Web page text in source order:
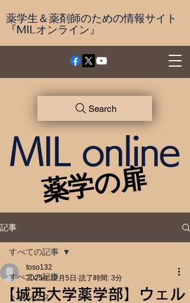
薬学生＆薬剤師のための情報サイト
『MILオンライン』
薬学の扉
薬学の扉
MIL online
Search
記事
すべての記事
トピックス
すべての記事
【城西大学薬学部】ウェル
toso132
2025年12月5日 読了時間: 3分